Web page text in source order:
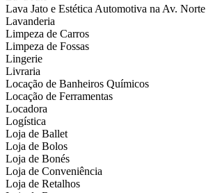
Lava Jato e Estética Automotiva na Av. Norte
Lavanderia
Limpeza de Carros
Limpeza de Fossas
Lingerie
Livraria
Locação de Banheiros Químicos
Locação de Ferramentas
Locadora
Logística
Loja de Ballet
Loja de Bolos
Loja de Bonés
Loja de Conveniência
Loja de Retalhos